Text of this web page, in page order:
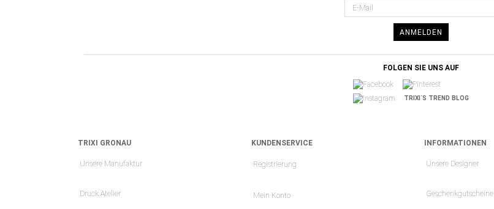
ANMELDEN
FOLGEN SIE UNS AUF
TRIXI´S TREND BLOG
TRIXI GRONAU
Unsere Manufaktur
Druck Atelier
KUNDENSERVICE
Registrierung
Mein Konto
INFORMATIONEN
Unsere Designer
Geschenkgutscheine